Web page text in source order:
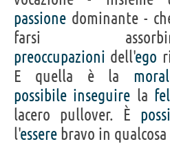
passione dominante -
farsi
preoccupazioni dell'ego
E quella è la
possibile inseguire la
lacero pullover. È
l'essere bravo in